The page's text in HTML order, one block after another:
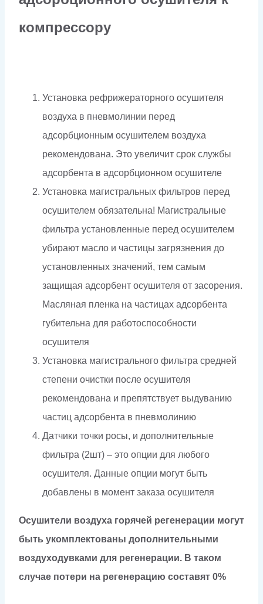
компрессору
Установка рефрижераторного осушителя
воздуха в пневмолинии перед
адсорбционным осушителем воздуха
рекомендована. Это увеличит срок службы
адсорбента в адсорбционном осушителе
Установка магистральных фильтров перед
осушителем обязательна! Магистральные
фильтра установленные перед осушителем
убирают масло и частицы загрязнения до
установленных значений, тем самым
защищая адсорбент осушителя от засорения.
Масляная пленка на частицах адсорбента
губительна для работоспособности
осушителя
Установка магистрального фильтра средней
степени очистки после осушителя
рекомендована и препятствует выдуванию
частиц адсорбента в пневмолинию
Датчики точки росы, и дополнительные
фильтра (2шт) – это опции для любого
осушителя. Данные опции могут быть
добавлены в момент заказа осушителя
Осушители воздуха горячей регенерации могут
быть укомплектованы дополнительными
воздуходувками для регенерации. В таком
случае потери на регенерацию составят 0%